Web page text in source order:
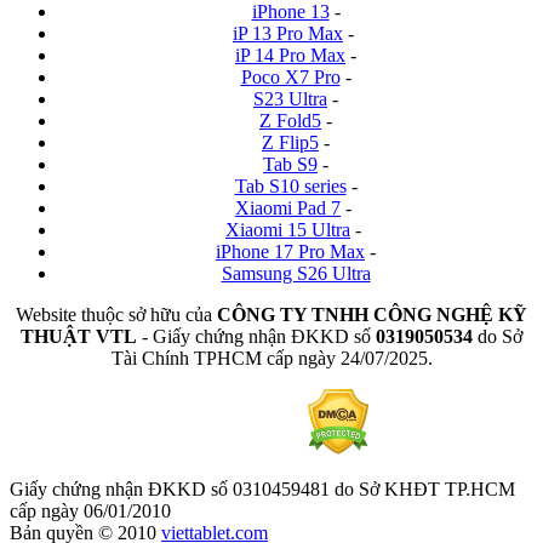
iPhone 13-
iP 13 Pro Max -
iP 14 Pro Max -
Poco X7 Pro-
S23 Ultra -
Z Fold5 -
Z Flip5 -
Tab S9 -
Tab S10 series-
Xiaomi Pad 7 -
Xiaomi 15 Ultra -
iPhone 17 Pro Max -
Samsung S26 Ultra
Website thuộc sở hữu của CÔNG TY TNHH CÔNG NGHỆ KỸ
THUẬT VTL - Giấy chứng nhận ĐKKD số 0319050534 do Sở
Tài Chính TPHCM cấp ngày 24/07/2025.
Giấy chứng nhận ĐKKD số 0310459481 do Sở KHĐT TP.HCM
cấp ngày 06/01/2010
Bản quyền © 2010 viettablet.com